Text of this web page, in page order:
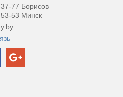
77 Борисов
53 Минск